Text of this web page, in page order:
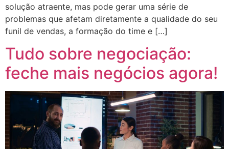
solução atraente, mas pode gerar uma série de
problemas que afetam diretamente a qualidade do seu
funil de vendas, a formação do time e […]
Tudo sobre negociação:
feche mais negócios agora!